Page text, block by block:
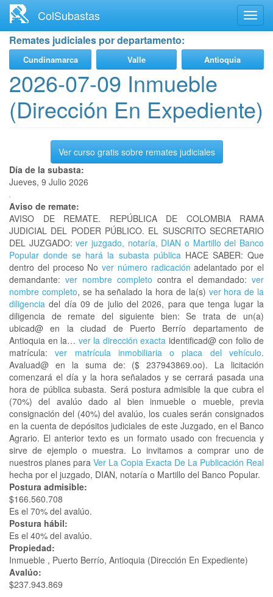
contenido
principal
ColSubastas
Remates judiciales por departamento:
Cundinamarca Valle Antioquia
2026-07-09 Inmueble
(Dirección En Expediente)
Ver curso gratis sobre remates judiciales
Día de la subasta:
Jueves, 9 Julio 2026
Aviso de remate:
AVISO DE REMATE. REPÚBLICA DE COLOMBIA RAMA
JUDICIAL DEL PODER PÚBLICO. EL SUSCRITO SECRETARIO
DEL JUZGADO: ver juzgado, notaría, DIAN o Martillo del Banco
Popular donde se hará la subasta públicaHACE SABER: Que
dentro del proceso Nover número radicación adelantado por el
demandante: ver nombre completo contra el demandado: ver
nombre completo, se ha señalado la hora de la(s) ver hora de la
diligencia del día 09 de julio del 2026, para que tenga lugar la
diligencia de remate del siguiente bien: Se trata de un(a)
ubicad@ en la ciudad de Puerto Berrío departamento de
Antioquia en la… ver la dirección exacta identificad@ con folio de
matrícula:ver matrícula inmobiliaria o placa del vehículo.
Avaluad@ en la suma de: ($ 237943869.oo). La licitación
comenzará el día y la hora señalados y se cerrará pasada una
hora de pública subasta. Será postura admisible la que cubra el
(70%) del avalúo dado al bien inmueble o mueble, previa
consignación del (40%) del avalúo, los cuales serán consignados
en la cuenta de depósitos judiciales de este Juzgado, en el Banco
Agrario. El anterior texto es un formato usado con frecuencia y
sirve de ejemplo o muestra. Lo invitamos a comprar uno de
nuestros planes para Ver La Copia Exacta De La Publicación Real
hecha por el juzgado, DIAN, notaría o Martillo del Banco Popular.
Postura admisible:
$166.560.708
Es el 70% del avalúo.
Postura hábil:
Es el 40% del avalúo.
Propiedad:
Inmueble , Puerto Berrío, Antioquia (Dirección En Expediente)
Avalúo:
$237.943.869